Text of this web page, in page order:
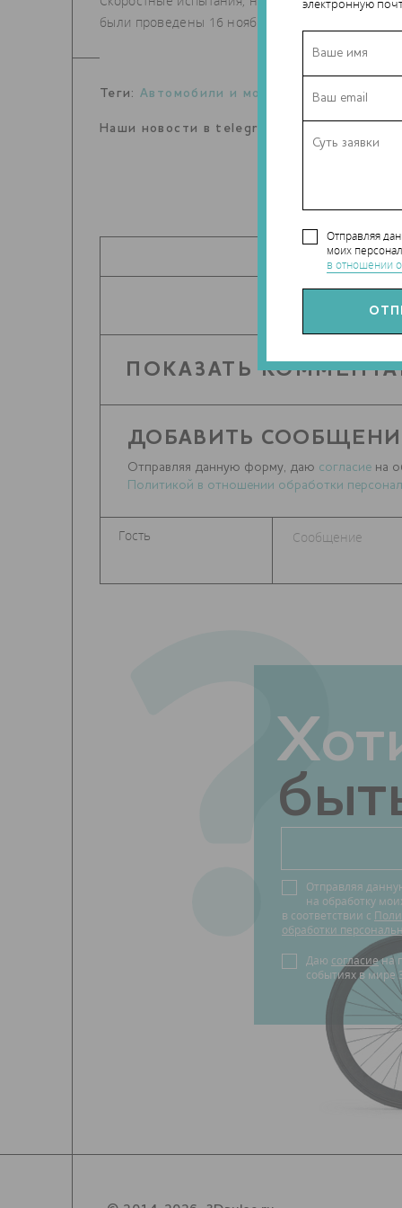
Отправляя
моих
в отношении
были проведены 16 ноября прошлого года.
Теги:Автомобили и мотоциклы , Renishaw
Наши новости в telegram канале:
ПОКАЗАТЬ
ДОБАВИТЬ
Отправляя данную форму, даю согласие на
Политикой в отношении обработки
?
Отправляя
на обработку
в соответствии с
обработки
Даю согласиена получение новостей о
событиях в мире